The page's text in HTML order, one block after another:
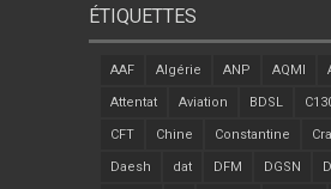
ÉTIQUETTES
AAF Algérie ANP AQMI
Attentat Aviation BDSL
CFT Chine Constantine
Daesh dat DFM DGSN